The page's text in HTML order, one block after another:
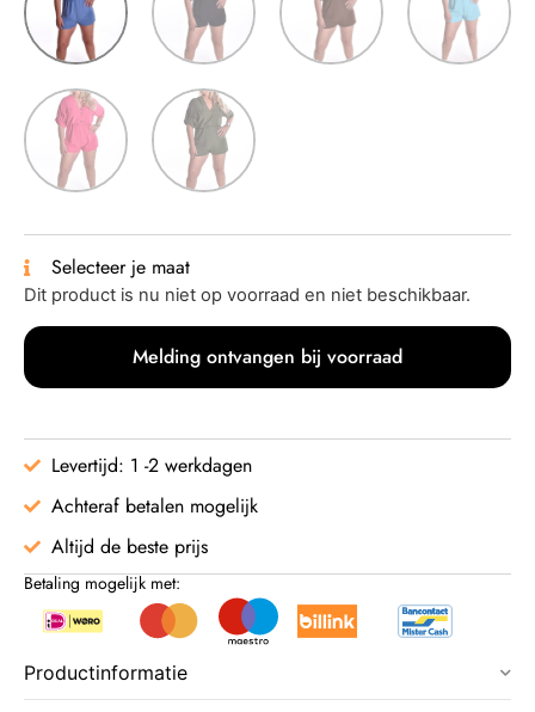
Selecteer je maat
Dit product is nu niet op voorraad en niet beschikbaar.
Melding ontvangen bij voorraad
Levertijd: 1 -2 werkdagen
Achteraf betalen mogelijk
Altijd de beste prijs
Betaling mogelijk met:
Productinformatie